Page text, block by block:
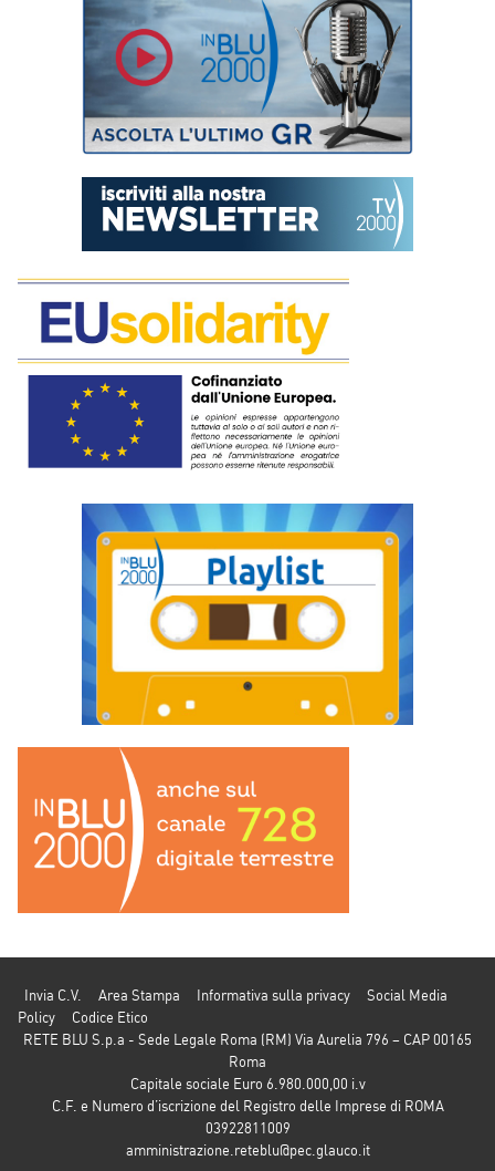
Invia C.V. Area Stampa Informativa sulla privacy
Social Media
Policy
Codice Etico
RETE BLU S.p.a - Sede Legale Roma (RM) Via Aurelia 796 – CAP 00165
Roma
Capitale sociale Euro 6.980.000,00 i.v
C.F. e Numero d’iscrizione del Registro delle Imprese di ROMA
03922811009
amministrazione.reteblu@pec.glauco.it